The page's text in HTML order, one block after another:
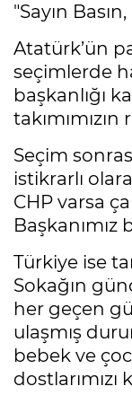
"Sayın
Atatürk’ün
seçimlerde
başkanlığı
Seçim
istikrarlı
CHP varsa
Türkiye ise
Sokağın
her geçen
ulaşmış
bebek ve
dostlarımızı